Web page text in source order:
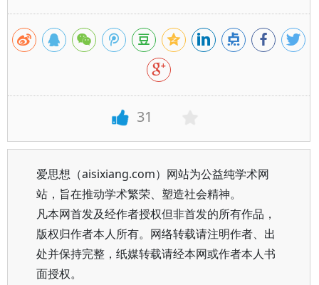
31
爱思想（aisixiang.com）网站为公益纯学术网
站，旨在推动学术繁荣、塑造社会精神。
凡本网首发及经作者授权但非首发的所有作品，
版权归作者本人所有。网络转载请注明作者、出
处并保持完整，纸媒转载请经本网或作者本人书
面授权。